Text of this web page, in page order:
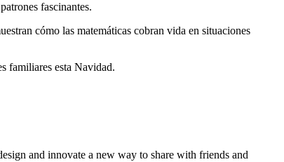
fascinantes.
cómo las matemáticas cobran vida en situaciones
familiares esta Navidad.
and innovate a new way to share with friends and